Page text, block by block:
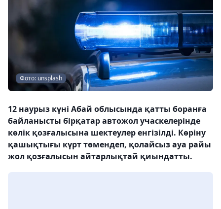
Фото: unsplash
12 наурыз күні Абай облысында қатты боранға
байланысты бірқатар автожол учаскелерінде
көлік қозғалысына шектеулер енгізілді. Көріну
қашықтығы күрт төмендеп, қолайсыз ауа райы
жол қозғалысын айтарлықтай қиындатты.